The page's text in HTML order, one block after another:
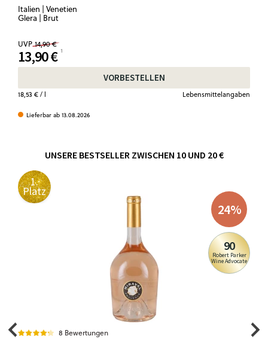
Italien | Venetien
Glera | Brut
UVP 14,90 €
13,90 €
VORBESTELLEN
18,53 €/ l Lebensmittelangaben
Lieferbar ab 13.08.2026
UNSERE BESTSELLER ZWISCHEN 10 UND 20 €
1.
Platz
24%
90
Robert Parker
Wine Advocate
8 Bewertungen